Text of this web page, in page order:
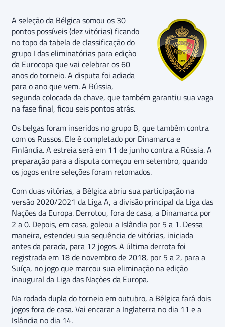
A seleção da Bélgica somou os 30
pontos possíveis (dez vitórias) ficando
no topo da tabela de classificação do
grupo I das eliminatórias para edição
da Eurocopa que vai celebrar os 60
anos do torneio. A disputa foi adiada
para o ano que vem. A Rússia,
segunda colocada da chave, que também garantiu sua vaga
na fase final, ficou seis pontos atrás.
Os belgas foram inseridos no grupo B, que também contra
com os Russos. Ele é completado por Dinamarca e
Finlândia. A estreia será em 11 de junho contra a Rússia. A
preparação para a disputa começou em setembro, quando
os jogos entre seleções foram retomados.
Com duas vitórias, a Bélgica abriu sua participação na
versão 2020/2021 da Liga A, a divisão principal da Liga das
Nações da Europa. Derrotou, fora de casa, a Dinamarca por
2 a 0. Depois, em casa, goleou a Islândia por 5 a 1. Dessa
maneira, estendeu sua sequência de vitórias, iniciada
antes da parada, para 12 jogos. A última derrota foi
registrada em 18 de novembro de 2018, por 5 a 2, para a
Suíça, no jogo que marcou sua eliminação na edição
inaugural da Liga das Nações da Europa.
Na rodada dupla do torneio em outubro, a Bélgica fará dois
jogos fora de casa. Vai encarar a Inglaterra no dia 11 e a
Islândia no dia 14.